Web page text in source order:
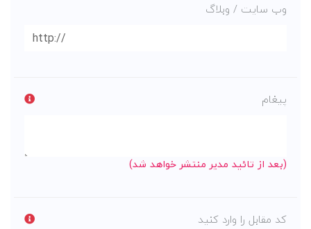
وب سایت / وبلاگ
پیغام
(بعد از تائید مدیر منتشر خواهد شد)
کد مقابل را وارد کنید